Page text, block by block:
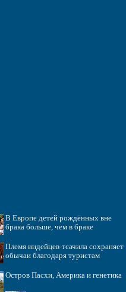
В Европе детей рождённых вне
брака больше, чем в браке
Племя индейцев-тсачила сохраняет
обычаи благодаря туристам
Остров Пасхи, Америка и генетика